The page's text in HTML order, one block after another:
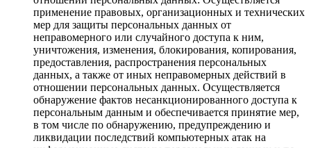
применение правовых, организационных и технических
мер для защиты персональных данных от
неправомерного или случайного доступа к ним,
уничтожения, изменения, блокирования, копирования,
предоставления, распространения персональных
данных, а также от иных неправомерных действий в
отношении персональных данных. Осуществляется
обнаружение фактов несанкционированного доступа к
персональным данным и обеспечивается принятие мер,
в том числе по обнаружению, предупреждению и
ликвидации последствий компьютерных атак на